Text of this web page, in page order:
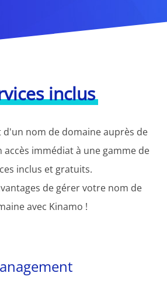
inclus
nom de domaine auprès de
accès immédiat à une gamme de
inclus et gratuits.
de gérer votre nom de
avec Kinamo !